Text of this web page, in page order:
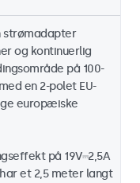
strømadapter
og kontinuerlig
på 100-
en 2-polet EU-
europæiske
på 19V⎓2,5A
et 2,5 meter langt